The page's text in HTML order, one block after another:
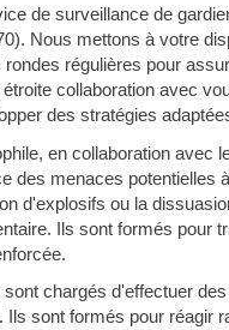
de surveillance de
Nous mettons à votre
régulières pour
collaboration avec
des stratégies
en collaboration avec
des menaces potentielles
d'explosifs ou la
Ils sont formés pour
chargés d'effectuer
sont formés pour réagir